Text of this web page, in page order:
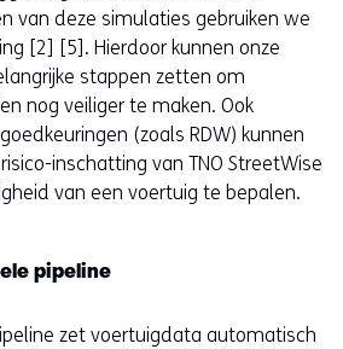
van deze simulaties gebruiken we
[2] [5]. Hierdoor kunnen onze
stappen zetten om
nog veiliger te maken. Ook
(zoals RDW) kunnen
inschatting van TNO StreetWise
van een voertuig te bepalen.
pipeline
zet voertuigdata automatisch